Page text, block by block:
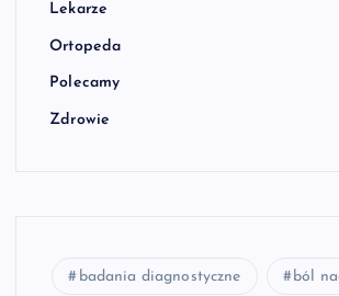
Lekarze
Ortopeda
Polecamy
Zdrowie
badania diagnostyczne ból